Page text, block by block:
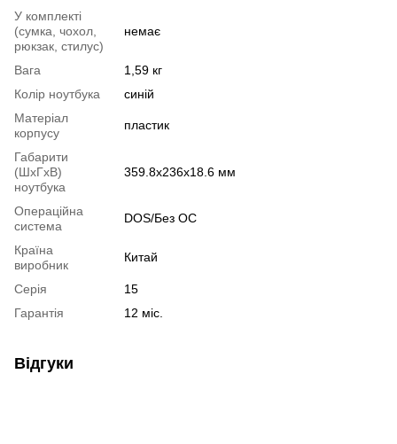
У комплекті
(сумка, чохол,
рюкзак, стилус)
немає
Вага
1,59 кг
Колір ноутбука
синій
Матеріал
корпусу
пластик
Габарити
(ШхГхВ)
ноутбука
359.8х236х18.6 мм
Операційна
система
DOS/Без ОС
Країна
виробник
Китай
Серія
15
Гарантія
12 міс.
Відгуки